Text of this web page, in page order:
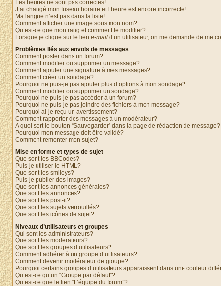
Les heures ne sont pas correctes!
J’ai changé mon fuseau horaire et l’heure est encore incorrecte!
Ma langue n’est pas dans la liste!
Comment afficher une image sous mon nom?
Qu’est-ce que mon rang et comment le modifier?
Lorsque je clique sur le lien e-mail d’un utilisateur, on me demande de me
Problèmes liés aux envois de messages
Comment poster dans un forum?
Comment modifier ou supprimer un message?
Comment ajouter une signature à mes messages?
Comment créer un sondage?
Pourquoi ne puis-je pas ajouter plus d’options à mon sondage?
Comment modifier ou supprimer un sondage?
Pourquoi ne puis-je pas accéder à un forum?
Pourquoi ne puis-je pas joindre des fichiers à mon message?
Pourquoi ai-je reçu un avertissement?
Comment rapporter des messages à un modérateur?
A quoi sert le bouton “Sauvegarder” dans la page de rédaction de message?
Pourquoi mon message doit être validé?
Comment remonter mon sujet?
Mise en forme et types de sujet
Que sont les BBCodes?
Puis-je utiliser le HTML?
Que sont les smileys?
Puis-je publier des images?
Que sont les annonces générales?
Que sont les annonces?
Que sont les post-it?
Que sont les sujets verrouillés?
Que sont les icônes de sujet?
Niveaux d’utilisateurs et groupes
Qui sont les administrateurs?
Que sont les modérateurs?
Que sont les groupes d’utilisateurs?
Comment adhérer à un groupe d’utilisateurs?
Comment devenir modérateur de groupe?
Pourquoi certains groupes d’utilisateurs apparaissent dans une couleur
Qu’est-ce qu’un “Groupe par défaut”?
Qu’est-ce que le lien “L’équipe du forum”?